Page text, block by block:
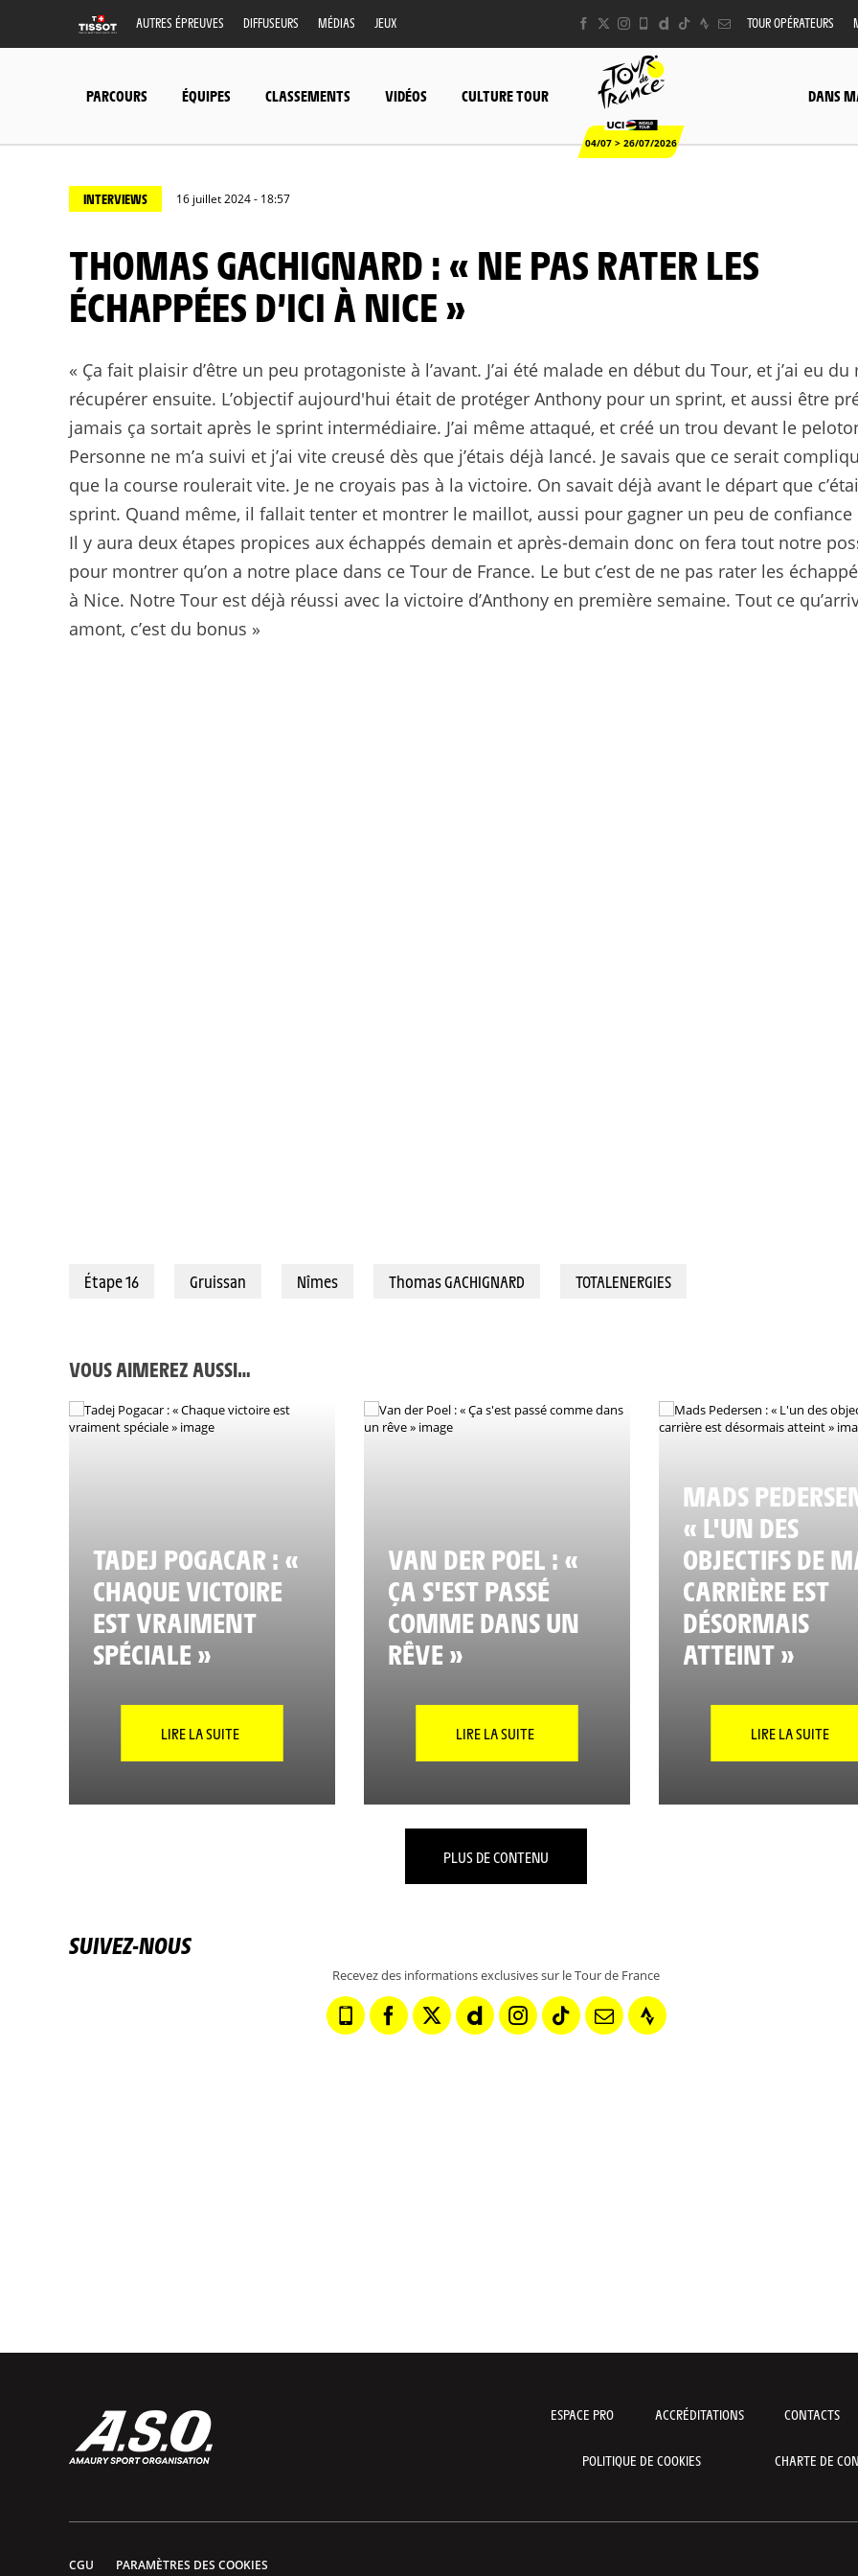
AUTRES ÉPREUVES DIFFUSEURS MÉDIAS JEUX TOUR OPÉRATEURS
PARCOURS ÉQUIPES CLASSEMENTS VIDÉOS CULTURE TOUR
04/07 > 26/07/2026
DANS
INTERVIEWS 16 juillet 2024 - 18:57
THOMAS GACHIGNARD : « NE PAS RATER LES
ÉCHAPPÉES D’ICI À NICE »
« Ça fait plaisir d’être un peu protagoniste à l’avant. J’ai été malade en début du Tour, et j’ai eu du
récupérer ensuite. L’objectif aujourd'hui était de protéger Anthony pour un sprint, et aussi être
jamais ça sortait après le sprint intermédiaire. J’ai même attaqué, et créé un trou devant le
Personne ne m’a suivi et j’ai vite creusé dès que j’étais déjà lancé. Je savais que ce serait
que la course roulerait vite. Je ne croyais pas à la victoire. On savait déjà avant le départ que
sprint. Quand même, il fallait tenter et montrer le maillot, aussi pour gagner un peu de confiance
Il y aura deux étapes propices aux échappés demain et après-demain donc on fera tout notre
pour montrer qu’on a notre place dans ce Tour de France. Le but c’est de ne pas rater les
à Nice. Notre Tour est déjà réussi avec la victoire d’Anthony en première semaine. Tout ce
amont, c’est du bonus »
Étape 16 Gruissan Nîmes Thomas GACHIGNARD TOTALENERGIES
VOUS AIMEREZ AUSSI…
TADEJ POGACAR : «
CHAQUE VICTOIRE
EST VRAIMENT
SPÉCIALE »
LIRE LA SUITE
VAN DER POEL : «
ÇA S'EST PASSÉ
COMME DANS UN
RÊVE »
LIRE LA SUITE
MADS
« L'UN DES
OBJECTIFS DE
CARRIÈRE EST
DÉSORMAIS
ATTEINT »
LIRE LA SUITE
PLUS DE CONTENU
SUIVEZ-NOUS
Recevez des informations exclusives sur le Tour de France
ESPACE PRO ACCRÉDITATIONS CONTACTS
POLITIQUE DE COOKIES CHARTE DE
CGU PARAMÈTRES DES COOKIES